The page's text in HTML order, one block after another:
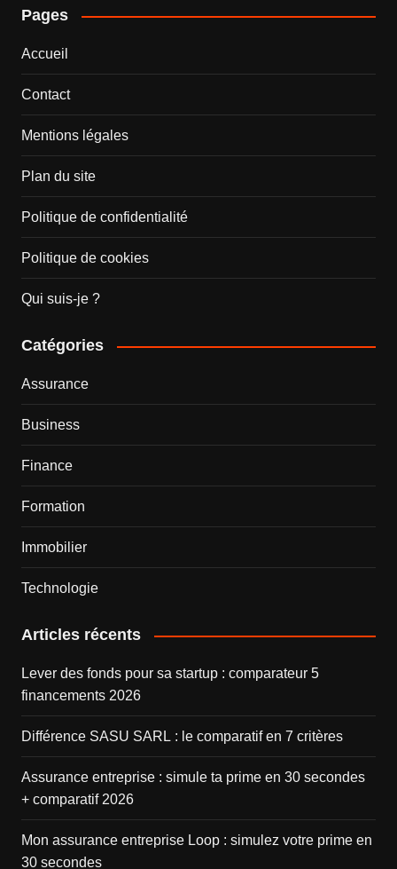
Pages
Accueil
Contact
Mentions légales
Plan du site
Politique de confidentialité
Politique de cookies
Qui suis-je ?
Catégories
Assurance
Business
Finance
Formation
Immobilier
Technologie
Articles récents
Lever des fonds pour sa startup : comparateur 5
financements 2026
Différence SASU SARL : le comparatif en 7 critères
Assurance entreprise : simule ta prime en 30 secondes
+ comparatif 2026
Mon assurance entreprise Loop : simulez votre prime en
30 secondes